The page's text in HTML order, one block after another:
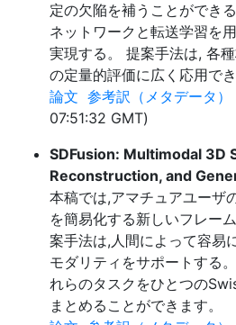
定の欠陥を補うことができ
ネットワークと転送学習を
実現する。 提案手法は, 各
の定量的評価に広く応用でき
論文 参考訳（メタデータ）
07:51:32 GMT)
SDFusion: Multimodal 3D
Reconstruction, and
本稿では,アマチュアユーザ
を簡易化する新しいフレー
案手法は,人間によって容易
モダリティをサポートする
れらのタスクをひとつの
まとめることができます。